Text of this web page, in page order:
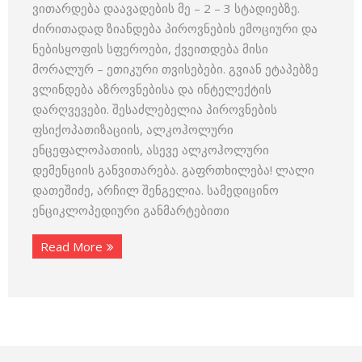
ვითარდება დაავადების მე – 2 – 3 სტადიებზე.
ძირითადად ზიანდება პიროვნების ემოციური და
ნებისყოფის სფეროები, ქვეითდება მისი
მორალურ – ეთიკური თვისებები. გვიან ეტაპებზე
ვლინდება აზროვნებისა და ინტელექტის
დარღვევები. შესაძლებელია პიროვნების
ფსიქოპათიზაციის, ალკოჰოლური
ენცეფალოპათიის, ასევე ალკოჰოლური
დემენციის განვითარება. გაფრთხილება! ლალი
დათეშიძე, არჩილ შენგელია. სამედიცინო
ენციკლოპედიური განმარტებითი
Read More